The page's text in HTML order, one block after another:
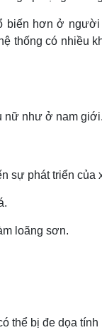
biến hơn ở
thống có nhiều
nữ như ở nam
sự phát triển của
loãng sơn.
thể bị đe dọa tính